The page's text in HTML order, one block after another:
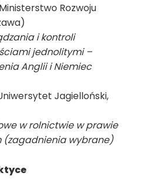
Rozwoju
i kontroli
jednolitymi –
Anglii i Niemiec
Jagielloński,
w rolnictwie w prawie
(zagadnienia wybrane)